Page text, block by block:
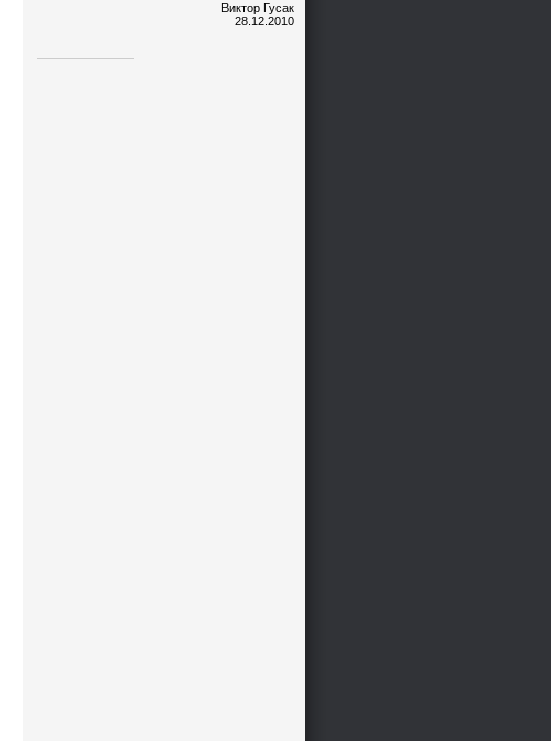
Виктор Гусак
28.12.2010